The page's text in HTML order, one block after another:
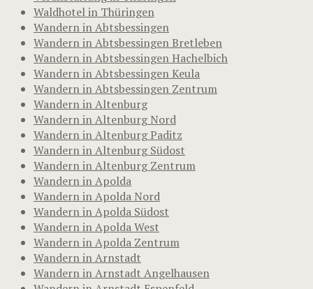
Waldhotel in Thüringen
Wandern in Abtsbessingen
Wandern in Abtsbessingen Bretleben
Wandern in Abtsbessingen Hachelbich
Wandern in Abtsbessingen Keula
Wandern in Abtsbessingen Zentrum
Wandern in Altenburg
Wandern in Altenburg Nord
Wandern in Altenburg Paditz
Wandern in Altenburg Südost
Wandern in Altenburg Zentrum
Wandern in Apolda
Wandern in Apolda Nord
Wandern in Apolda Südost
Wandern in Apolda West
Wandern in Apolda Zentrum
Wandern in Arnstadt
Wandern in Arnstadt Angelhausen